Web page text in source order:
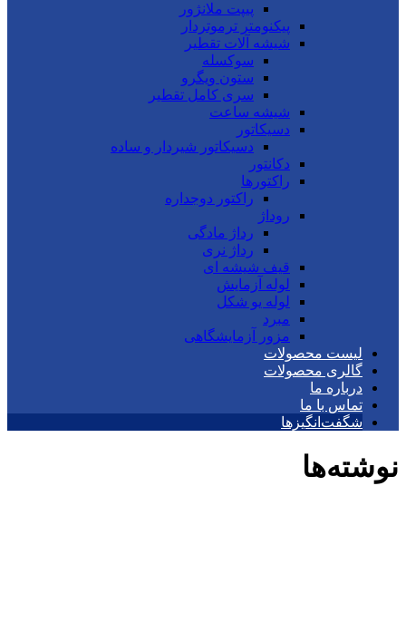
پیپت ملانژور
پیکنومتر ترموتردار
شیشه آلات تقطیر
سوکسله
ستون ویگرو
سری کامل تقطیر
شیشه ساعت
دسیکاتور
دسیکاتور شیردار و ساده
دکانتور
راکتورها
راکتور دوجداره
روداژ
رداژ مادگی
رداژ نری
قیف شیشه ای
لوله آزمایش
لوله یو شکل
مبرد
مزور آزمایشگاهی
لیست محصولات
گالری محصولات
درباره ما
تماس با ما
شگفت‌انگیزها
نوشته‌ها